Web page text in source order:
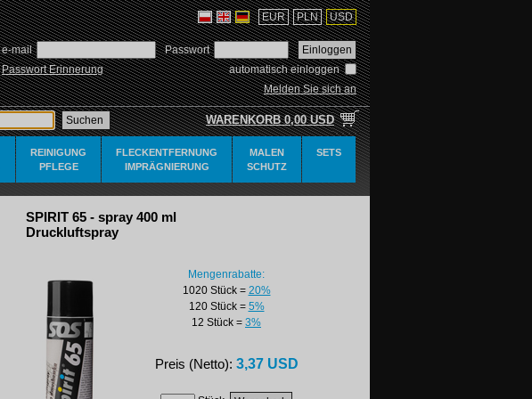
USD
PLN
EUR
e-mail
Passwort
Passwort Erinnerung
automatisch einloggen
Melden Sie sich an
WARENKORB 0,00 USD
REINIGUNG
PFLEGE
FLECKENTFERNUNG
IMPRÄGNIERUNG
MALEN
SCHUTZ
SETS
SPIRIT 65 - spray 400 ml
Druckluftspray
Mengenrabatte:
1020 Stück= 20%
120 Stück= 5%
12 Stück = 3%
Preis (Netto): 3,37 USD